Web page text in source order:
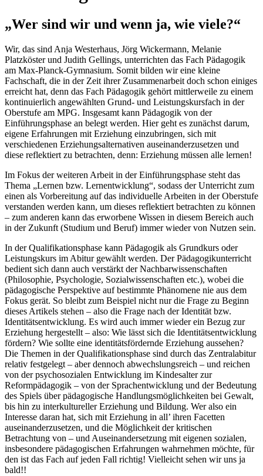
„Wer sind wir und wenn ja, wie viele?“
Wir, das sind Anja Westerhaus, Jörg Wickermann, Melanie
Platzköster und Judith Gellings, unterrichten das Fach Pädagogik
am Max-Planck-Gymnasium. Somit bilden wir eine kleine
Fachschaft, die in der Zeit ihrer Zusammenarbeit doch schon einiges
erreicht hat, denn das Fach Pädagogik gehört mittlerweile zu einem
kontinuierlich angewählten Grund- und Leistungskursfach in der
Oberstufe am MPG. Insgesamt kann Pädagogik von der
Einführungsphase an belegt werden. Hier geht es zunächst darum,
eigene Erfahrungen mit Erziehung einzubringen, sich mit
verschiedenen Erziehungsalternativen auseinanderzusetzen und
diese reflektiert zu betrachten, denn: Erziehung müssen alle lernen!
Im Fokus der weiteren Arbeit in der Einführungsphase steht das
Thema „Lernen bzw. Lernentwicklung“, sodass der Unterricht zum
einen als Vorbereitung auf das individuelle Arbeiten in der Oberstufe
verstanden werden kann, um dieses reflektiert betrachten zu können
– zum anderen kann das erworbene Wissen in diesem Bereich auch
in der Zukunft (Studium und Beruf) immer wieder von Nutzen sein.
In der Qualifikationsphase kann Pädagogik als Grundkurs oder
Leistungskurs im Abitur gewählt werden. Der Pädagogikunterricht
bedient sich dann auch verstärkt der Nachbarwissenschaften
(Philosophie, Psychologie, Sozialwissenschaften etc.), wobei die
pädagogische Perspektive auf bestimmte Phänomene nie aus dem
Fokus gerät. So bleibt zum Beispiel nicht nur die Frage zu Beginn
dieses Artikels stehen – also die Frage nach der Identität bzw.
Identitätsentwicklung. Es wird auch immer wieder ein Bezug zur
Erziehung hergestellt – also: Wie lässt sich die Identitätsentwicklung
fördern? Wie sollte eine identitätsfördernde Erziehung aussehen?
Die Themen in der Qualifikationsphase sind durch das Zentralabitur
relativ festgelegt – aber dennoch abwechslungsreich – und reichen
von der psychosozialen Entwicklung im Kindesalter zur
Reformpädagogik – von der Sprachentwicklung und der Bedeutung
des Spiels über pädagogische Handlungsmöglichkeiten bei Gewalt,
bis hin zu interkultureller Erziehung und Bildung. Wer also ein
Interesse daran hat, sich mit Erziehung in all’ ihren Facetten
auseinanderzusetzen, und die Möglichkeit der kritischen
Betrachtung von – und Auseinandersetzung mit eigenen sozialen,
insbesondere pädagogischen Erfahrungen wahrnehmen möchte, für
den ist das Fach auf jeden Fall richtig! Vielleicht sehen wir uns ja
bald!!